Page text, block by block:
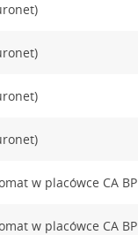
w placówce CA BP
w placówce CA BP